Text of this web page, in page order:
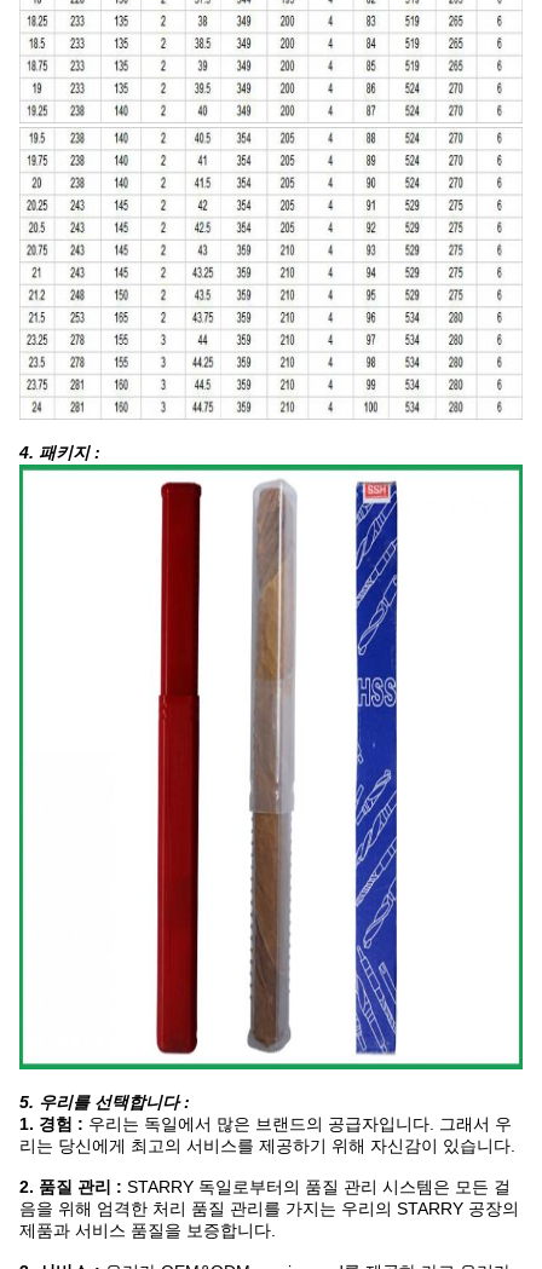
4. 패키지 :
5. 우리를 선택합니다 :
1. 경험 : 우리는 독일에서 많은 브랜드의 공급자입니다. 그래서 우
리는 당신에게 최고의 서비스를 제공하기 위해 자신감이 있습니다.
2. 품질 관리 : STARRY 독일로부터의 품질 관리 시스템은 모든 걸
음을 위해 엄격한 처리 품질 관리를 가지는 우리의 STARRY 공장의
제품과 서비스 품질을 보증합니다.